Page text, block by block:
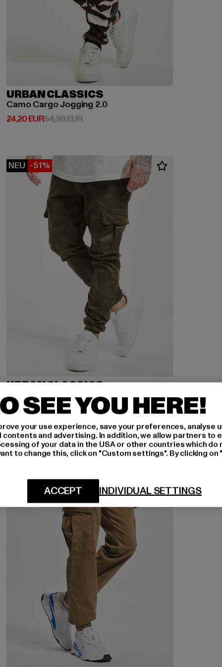
URBAN CLASSICS
Camo Cargo Jogging 2.0
24,20 EUR
Derzeitiger Preis: 24,20 EUR
54,99 EURAktionspreis: 54,99 EUR
NEU -51%
URBAN CLASSICS
Camo
26,95 EUR
Derzeitiger Preis: 26,95 EUR
54,99 EUR Aktionspreis: 54,99 EUR
-40%
SEE YOU HERE!
your use experience, save your preferences, analyse
and advertising. In addition, we allow partners to
of your data in the USA or other countries which do
to change this, click on "Custom settings". By clicking
INDIVIDUAL SETTINGS
ACCEPT